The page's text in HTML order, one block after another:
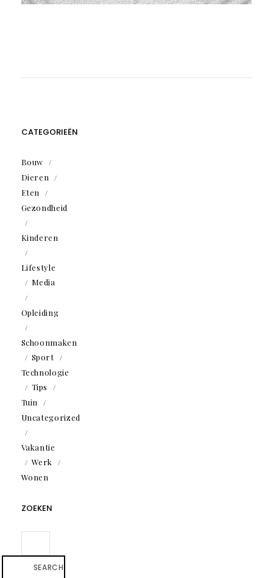
CATEGORIEËN
Bouw
Dieren
Eten
Gezondheid
Kinderen
Lifestyle
Media
Opleiding
Schoonmaken
Sport
Technologie
Tips
Tuin
Uncategorized
Vakantie
Werk
Wonen
ZOEKEN
SEARCH